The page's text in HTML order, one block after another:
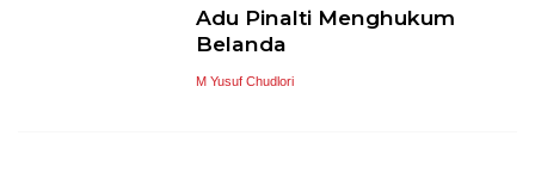
Adu Pinalti Menghukum
Belanda
M Yusuf Chudlori